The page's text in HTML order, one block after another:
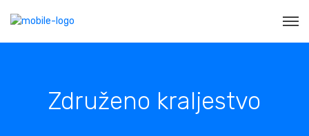
Združeno kraljestvo